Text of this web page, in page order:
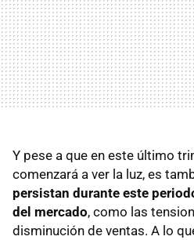
Y pese a que en este último
comenzará a ver la luz, es
persistan durante este
del mercado, como las
disminución de ventas. A lo